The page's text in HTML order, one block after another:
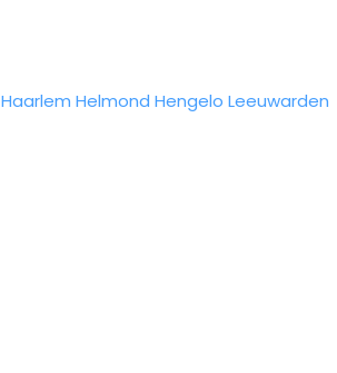
Haarlem Helmond Hengelo Leeuwarden